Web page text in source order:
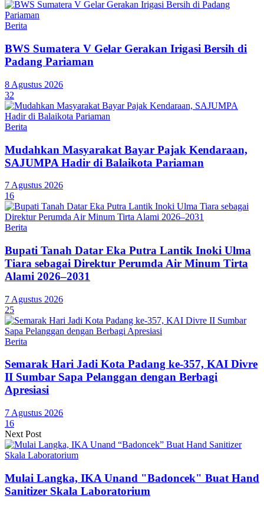
Berita
BWS Sumatera V Gelar Gerakan Irigasi Bersih di
Padang Pariaman
8 Agustus 2026
32
Berita
Mudahkan Masyarakat Bayar Pajak Kendaraan,
SAJUMPA Hadir di Balaikota Pariaman
7 Agustus 2026
16
Berita
Bupati Tanah Datar Eka Putra Lantik Inoki Ulma
Tiara sebagai Direktur Perumda Air Minum Tirta
Alami 2026–2031
7 Agustus 2026
25
Berita
Semarak Hari Jadi Kota Padang ke-357, KAI Divre
II Sumbar Sapa Pelanggan dengan Berbagi
Apresiasi
7 Agustus 2026
16
Next Post
Mulai Langka, IKA Unand "Badoncek" Buat Hand
Sanitizer Skala Laboratorium